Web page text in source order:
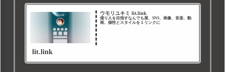
ウモリユキミ lit.link
億り人を目指すなんでも屋、SNS、画像、音楽、動
画、個性とスタイルを１リンクに
lit.link